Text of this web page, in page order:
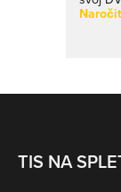
TIS NA